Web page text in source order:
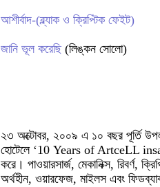
আশীর্বাদ-(ব্ল্যাক ও ক্রিপ্টিক ফেইট)
জানি ভূল করেছি (লিঙ্কন সোলো)
২৩ অক্টোবর, ২০০৯ এ ১০ বছর পূর্তি
হোটেলে ‘10 Years of ArtceLL
করে। পাওয়ারসার্জ, মেকানিক্স, রিবর্ণ,
অর্থহীন, ওয়ারফেজ, মাইলস এবং